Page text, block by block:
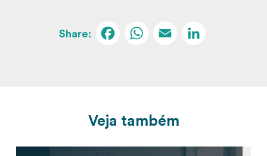
Facebook
WhatsApp
Email
Veja também